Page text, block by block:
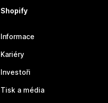
Shopify
Informace
Kariéry
Investoři
Tisk a média